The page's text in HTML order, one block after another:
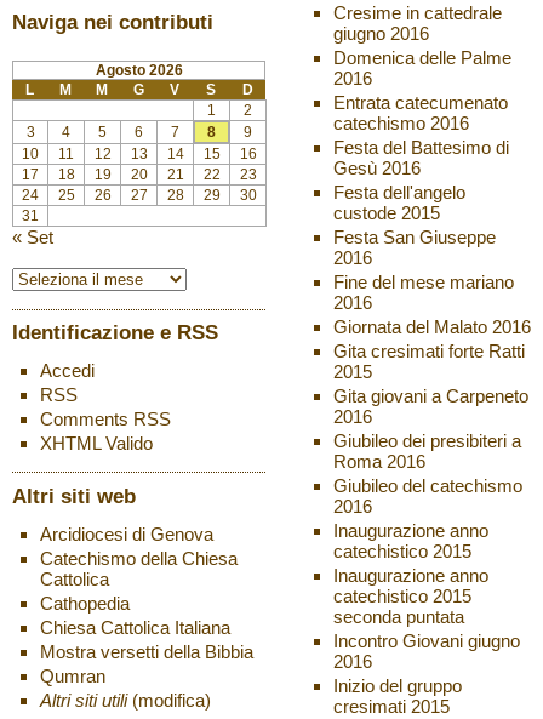
Naviga nei contributi
Agosto 2026
L
M M G V S
D
1
2
3
4 5 6 7 8
9
10
11 12 13 14 15
16
17
18 19 20 21 22
23
24
25 26 27 28 29
30
31
« Set
Identificazione e RSS
Accedi
RSS
Comments RSS
XHTMLValido
Altri siti web
Arcidiocesi di Genova
Catechismo della Chiesa
Cattolica
Cathopedia
Chiesa Cattolica Italiana
Mostra versetti della Bibbia
Qumran
Altri siti utili (modifica)
Cresime in cattedrale
giugno 2016
Domenica delle Palme
2016
Entrata catecumenato
catechismo 2016
Festa del Battesimo di
Gesù 2016
Festa dell'angelo
custode 2015
Festa San Giuseppe
2016
Fine del mese mariano
2016
Giornata del Malato 2016
Gita cresimati forte Ratti
2015
Gita giovani a Carpeneto
2016
Giubileo dei presibiteri a
Roma 2016
Giubileo del catechismo
2016
Inaugurazione anno
catechistico 2015
Inaugurazione anno
catechistico 2015
seconda puntata
Incontro Giovani giugno
2016
Inizio del gruppo
cresimati 2015